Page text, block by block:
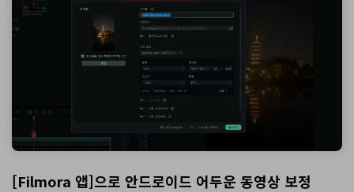
[Filmora 앱]으로 안드로이드 어두운 동영상 보정